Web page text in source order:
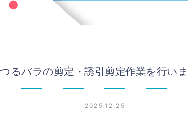
つるバラの剪定・誘引剪定作業を行い
2025.12.25